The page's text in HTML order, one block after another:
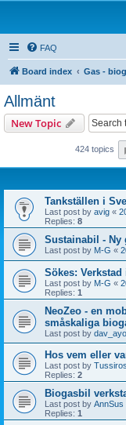
FAQ
Board index Gas -
Allmänt
New Topic
424 topics
Tankställen i
Last post by avig «
Replies: 8
Sustainabil - Ny
Last post by M-G «
Sökes:
Last post by M-G «
Replies: 1
NeoZeo - en
småskaliga
Last post by
Hos vem eller
Last post by Tussiros
Replies: 2
Biogasbil
Last post by AnnSus
Replies: 1